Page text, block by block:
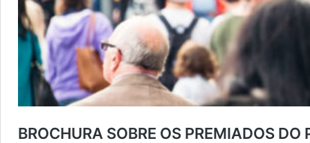
BROCHURA SOBRE OS PREMIADOS